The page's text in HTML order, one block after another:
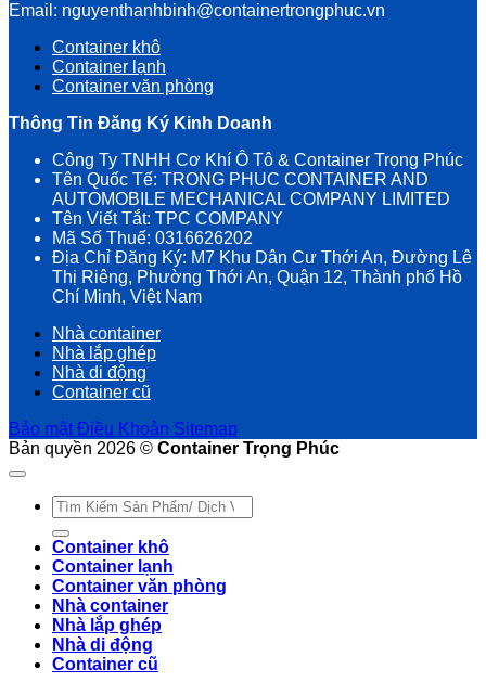
Email: nguyenthanhbinh@containertrongphuc.vn
Container khô
Container lạnh
Container văn phòng
Thông Tin Đăng Ký Kinh Doanh
Công Ty TNHH Cơ Khí Ô Tô & Container Trọng Phúc
Tên Quốc Tế: TRONG PHUC CONTAINER AND
AUTOMOBILE MECHANICAL COMPANY LIMITED
Tên Viết Tắt: TPC COMPANY
Mã Số Thuế: 0316626202
Địa Chỉ Đăng Ký: M7 Khu Dân Cư Thới An, Đường Lê
Thị Riêng, Phường Thới An, Quận 12, Thành phố Hồ
Chí Minh, Việt Nam
Nhà container
Nhà lắp ghép
Nhà di động
Container cũ
Bảo mật Điều Khoản Sitemap
Bản quyền 2026 © Container Trọng Phúc
Tìm
kiếm:
Container khô
Container lạnh
Container văn phòng
Nhà container
Nhà lắp ghép
Nhà di động
Container cũ